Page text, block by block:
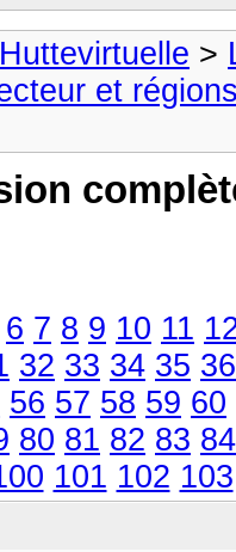
>
et
6 7 8 9 10 11
32 33 34 35 36
56 57 58 59 60
80 81 82 83 84
101 102 103